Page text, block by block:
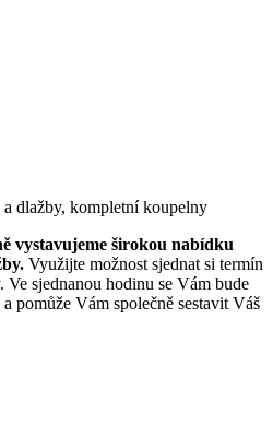
dlažby, kompletní koupelny
vystavujeme širokou nabídku
Využijte možnost sjednat si termín
sjednanou hodinu se Vám bude
pomůže Vám společně sestavit Váš